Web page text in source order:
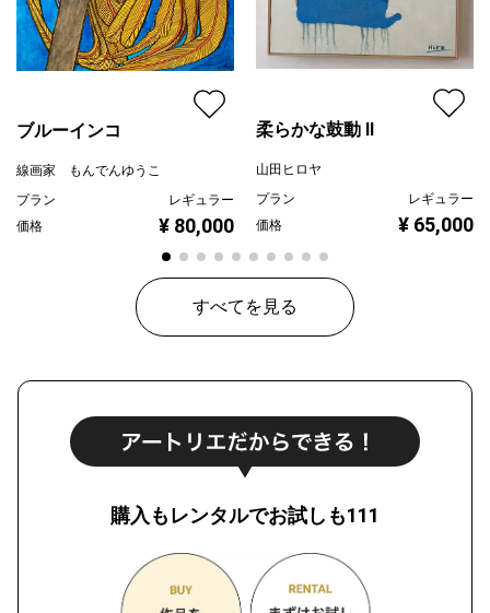
ブルーインコ
線画家 もんでんゆうこ
プラン
レギュラー
価格
¥ 80,000
柔らかな鼓動 Ⅱ
山田ヒロヤ
プラン
レギュラー
価格
¥ 65,000
すべてを見る
購入もレンタルでお試しも111